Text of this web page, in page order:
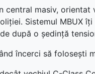
masiv,
Sistemul MBUX
după o ședință
încerci să folosești